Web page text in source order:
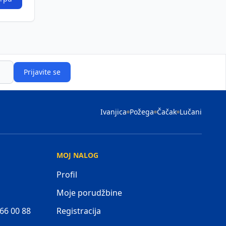
Prijavite se
Ivanjica Požega Čačak Lučani
00 88
MOJ NALOG
Profil
Moje porudžbine
Registracija